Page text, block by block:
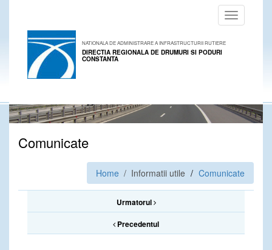
Toggle
navigation
NATIONALA DE ADMINISTRARE A INFRASTRUCTURII RUTIERE
DIRECTIA REGIONALA DE DRUMURI SI PODURI
CONSTANTA
Comunicate
Home / Informatii utile Comunicate
Urmatorul
Precedentul